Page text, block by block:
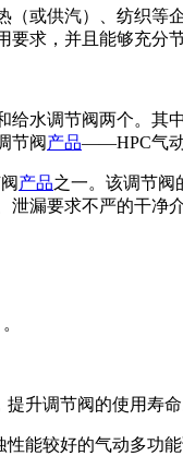
或供汽）、纺织
求，并且能够充分
水调节阀两个。
节阀产品——HPC气动
产品之一。该调节阀
漏要求不严的干净介
升调节阀的使用寿命
能较好的气动多功能